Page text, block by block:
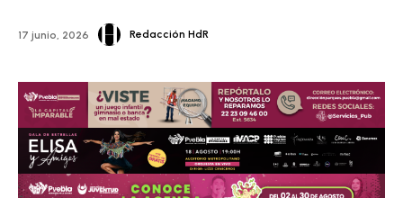
17 junio, 2026 Redacción HdR